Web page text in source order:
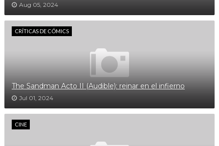
Aug 05, 2024
CRÍTICAS DE CÓMICS
The Sandman Acto II (Audible): reinar en el infierno
Jul 01, 2024
CINE